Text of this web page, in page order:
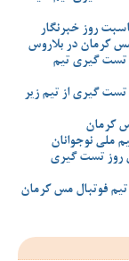
روز خبرنگار
کرمان در بلاروس
تست گیری تیم
گیری از تیم زیر
کرمان
ملی نوجوانان
روز تست گیری
تیم فوتبال مس کرمان